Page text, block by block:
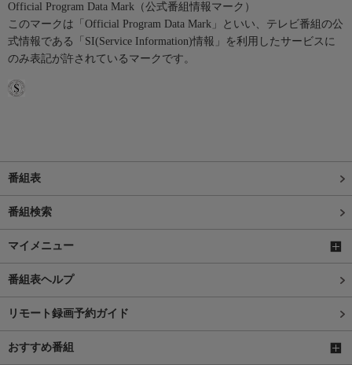
Official Program Data Mark（公式番組情報マーク）
このマークは「Official Program Data Mark」といい、テレビ番組の公
式情報である「SI(Service Information)情報」を利用したサービスに
のみ表記が許されているマークです。
番組表
番組検索
マイメニュー
番組表ヘルプ
リモート録画予約ガイド
おすすめ番組